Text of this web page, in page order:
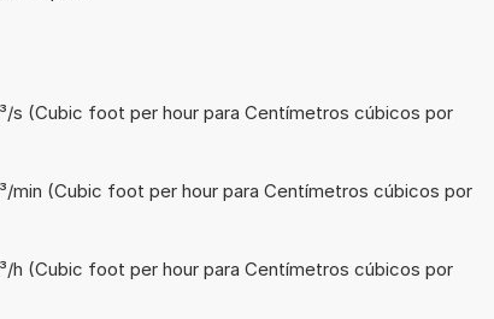
s (Cubic foot per hour para Centímetros cúbicos por
min (Cubic foot per hour para Centímetros cúbicos por
h (Cubic foot per hour para Centímetros cúbicos por